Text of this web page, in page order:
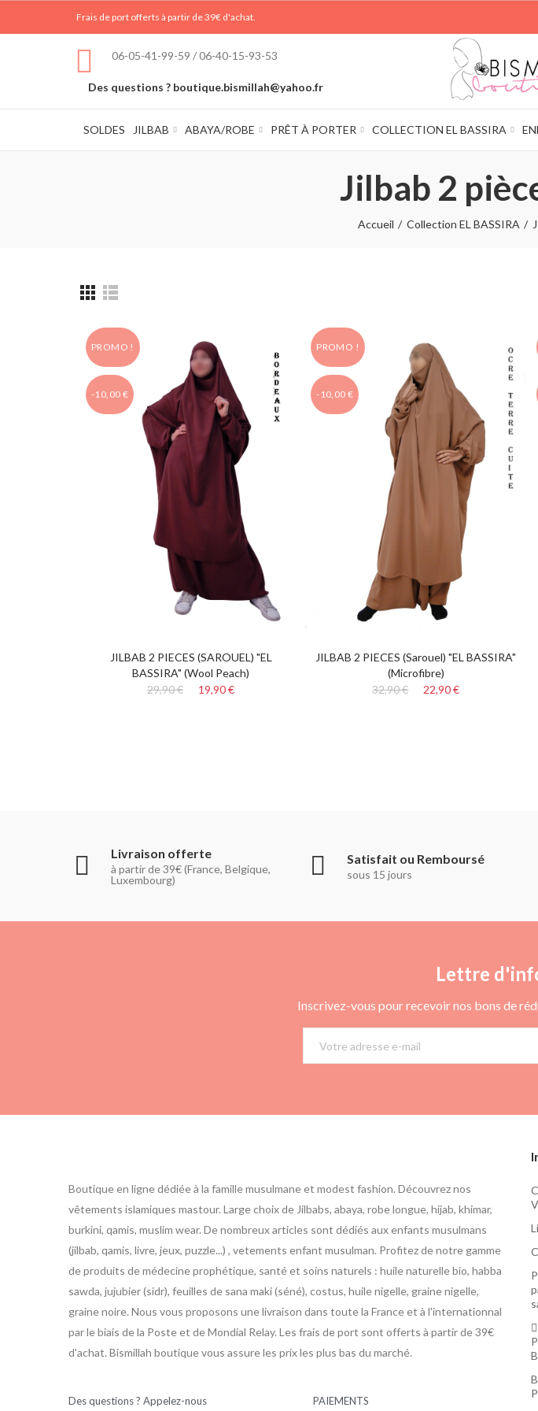
Frais de port offerts à partir de 39€ d'achat.
06-05-41-99-59 / 06-40-15-93-53
Des questions ? boutique.bismillah@yahoo.fr
SOLDES JILBAB ABAYA/ROBE PRÊT À PORTER COLLECTION EL BASSIRA
Jilbab 2
Accueil Collection EL BASSIRA
PROMO !
-10,00 €
JILBAB 2 PIECES (SAROUEL) "EL
BASSIRA" (Wool Peach)
29,90 €
19,90 €
PROMO !
-10,00 €
JILBAB 2 PIECES (Sarouel) "EL BASSIRA"
(Microfibre)
32,90 €
22,90 €
Livraison offerte
à partir de 39€ (France, Belgique,
Luxembourg)
Satisfait ou Remboursé
sous 15 jours
Lettre
Inscrivez-vous pour recevoir nos bons de
Boutique en ligne dédiée à la famille musulmane et modest fashion. Découvrez nos
vêtements islamiques mastour. Large choix de Jilbabs, abaya, robe longue, hijab, khimar,
burkini, qamis, muslim wear. De nombreux articles sont dédiés aux enfants musulmans
(jilbab, qamis, livre, jeux, puzzle...) , vetements enfant musulman. Profitez de notre gamme
de produits de médecine prophétique, santé et soins naturels : huile naturelle bio, habba
sawda, jujubier (sidr), feuilles de sana maki (séné), costus, huile nigelle, graine nigelle,
graine noire. Nous vous proposons une livraison dans toute la France et à l'internationnal
par le biais de la Poste et de Mondial Relay. Les frais de port sont offerts à partir de 39€
d'achat. Bismillah boutique vous assure les prix les plus bas du marché.
Des questions ? Appelez-nous PAIEMENTS